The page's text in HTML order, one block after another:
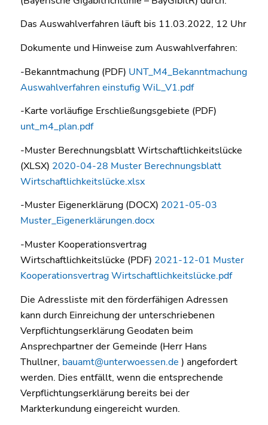
Das Auswahlverfahren läuft bis 11.03.2022, 12 Uhr
Dokumente und Hinweise zum Auswahlverfahren:
-Bekanntmachung (PDF) UNT_M4_Bekanntmachung
Auswahlverfahren einstufig WiL_V1.pdf
-Karte vorläufige Erschließungsgebiete (PDF)
unt_m4_plan.pdf
-Muster Berechnungsblatt Wirtschaftlichkeitslücke
(XLSX) 2020-04-28 Muster Berechnungsblatt
Wirtschaftlichkeitslücke.xlsx
-Muster Eigenerklärung (DOCX) 2021-05-03
Muster_Eigenerklärungen.docx
-Muster Kooperationsvertrag
Wirtschaftlichkeitslücke (PDF) 2021-12-01 Muster
Kooperationsvertrag Wirtschaftlichkeitslücke.pdf
Die Adressliste mit den förderfähigen Adressen
kann durch Einreichung der unterschriebenen
Verpflichtungserklärung Geodaten beim
Ansprechpartner der Gemeinde (Herr Hans
Thullner, bauamt@unterwoessen.de ) angefordert
werden. Dies entfällt, wenn die entsprechende
Verpflichtungserklärung bereits bei der
Markterkundung eingereicht wurden.